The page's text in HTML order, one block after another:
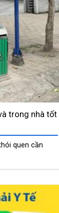
trong nhà tốt
quen cần